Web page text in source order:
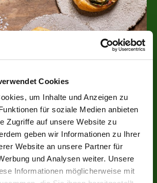
Cookies
um Inhalte und Anzeigen zu
für soziale Medien anbieten
Zugriffe auf unsere Website zu
geben wir Informationen zu Ihrer
Website an unsere Partner für
und Analysen weiter. Unsere
Informationen möglicherweise mit